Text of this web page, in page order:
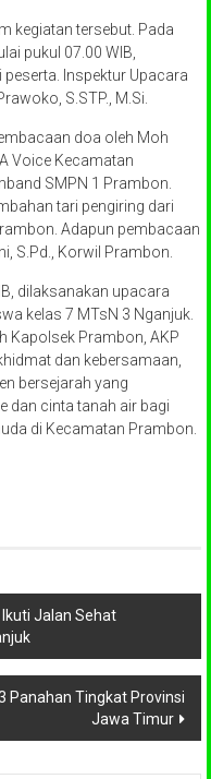
kegiatan tersebut. Pada
pukul 07.00 WIB,
Inspektur Upacara
S.STP., M.Si.
doa oleh Moh
Voice Kecamatan
SMPN 1 Prambon.
tari pengiring dari
Adapun pembacaan
S.Pd., Korwil Prambon.
dilaksanakan upacara
kelas 7 MTsN 3 Nganjuk.
Kapolsek Prambon, AKP
dan kebersamaan,
bersejarah yang
dan cinta tanah air bagi
di Kecamatan Prambon.
Ikuti Jalan Sehat
Panahan Tingkat Provinsi
Jawa Timur